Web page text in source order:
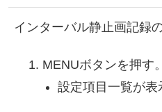
インターバル静止画記録
MENUボタンを押す。
設定項目一覧が表